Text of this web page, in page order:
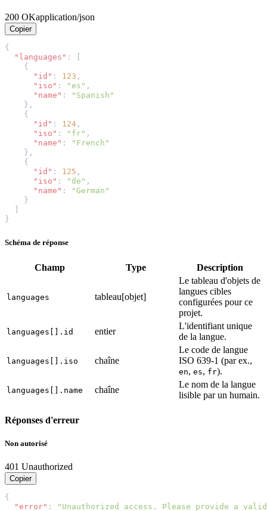
200 OKapplication/json
Copier
{
"languages" :
{
"id" : 123 ,
"iso" : "es" ,
"name" :
"Spanish"
},
{
"id" : 124 ,
"iso" : "fr" ,
"name" :
"French"
},
{
"id" : 125 ,
"iso" : "de" ,
"name" :
"German"
}
}
Schéma de réponse
Champ Type Description
languages tableau[objet]
Le tableau d'objets de
langues cibles
configurées pour ce
projet.
languages[].id entier
L'identifiant unique
de la langue.
languages[].iso chaîne
Le code de langue
ISO 639-1 (par ex.,
en, es, fr).
languages[].name chaîne
Le nom de la langue
lisible par un humain.
Réponses d'erreur
Non autorisé
401 Unauthorized
Copier
{
"error" : "Unauthorized access. Please provide a